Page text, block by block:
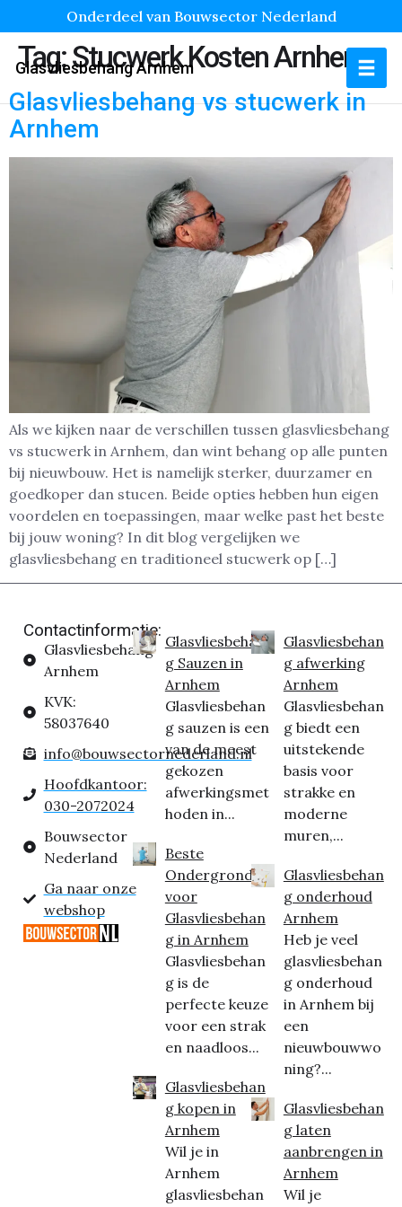
Onderdeel van Bouwsector Nederland
Glasvliesbehang Arnhem
Tag:Stucwerk Kosten Arnhem
Glasvliesbehang vs stucwerk in
Arnhem
Als we kijken naar de verschillen tussen glasvliesbehang
vs stucwerk in Arnhem, dan wint behang op alle punten
bij nieuwbouw. Het is namelijk sterker, duurzamer en
goedkoper dan stucen. Beide opties hebben hun eigen
voordelen en toepassingen, maar welke past het beste
bij jouw woning? In dit blog vergelijken we
glasvliesbehang en traditioneel stucwerk op […]
Contactinformatie:
Glasvliesbehang
Arnhem
KVK:
58037640
info@bouwsectornederland.nl
Hoofdkantoor:
030-2072024
Bouwsector
Nederland
Ga naar onze
webshop
Glasvliesbehan
g Sauzen in
Arnhem
Glasvliesbehan
g sauzen is een
van de meest
gekozen
afwerkingsmet
hoden in...
Beste
Ondergrond
voor
Glasvliesbehan
g in Arnhem
Glasvliesbehan
g is de
perfecte keuze
voor een strak
en naadloos...
Glasvliesbehan
g kopen in
Arnhem
Wil je in
Arnhem
glasvliesbehan
Glasvliesbehan
g afwerking
Arnhem
Glasvliesbehan
g biedt een
uitstekende
basis voor
strakke en
moderne
muren,...
Glasvliesbehan
g onderhoud
Arnhem
Heb je veel
glasvliesbehan
g onderhoud
in Arnhem bij
een
nieuwbouwwo
ning?...
Glasvliesbehan
g laten
aanbrengen in
Arnhem
Wil je